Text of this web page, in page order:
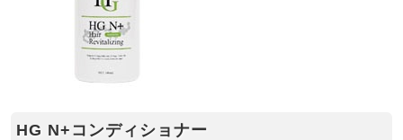
HG N+コンディショナー